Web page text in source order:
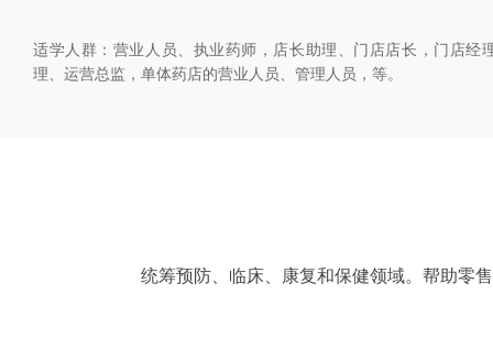
统筹预防、临床、康复和保健领域。帮助零
适学人群：营业人员、执业药师，店长助理、门店店长，门店经
理、运营总监，单体药店的营业人员、管理人员，等。